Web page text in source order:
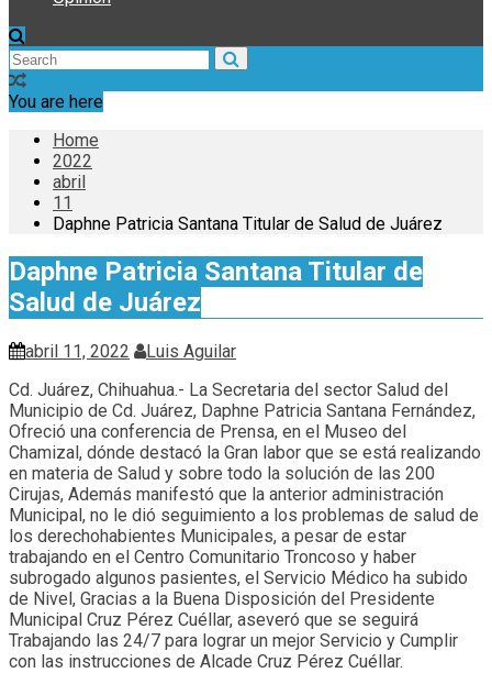
You are here
Home
2022
abril
11
Daphne Patricia Santana Titular de Salud de Juárez
Daphne Patricia Santana Titular de
Salud de Juárez
abril 11, 2022
Luis Aguilar
Cd. Juárez, Chihuahua.- La Secretaria del sector Salud del
Municipio de Cd. Juárez, Daphne Patricia Santana Fernández,
Ofreció una conferencia de Prensa, en el Museo del
Chamizal, dónde destacó la Gran labor que se está realizando
en materia de Salud y sobre todo la solución de las 200
Cirujas, Además manifestó que la anterior administración
Municipal, no le dió seguimiento a los problemas de salud de
los derechohabientes Municipales, a pesar de estar
trabajando en el Centro Comunitario Troncoso y haber
subrogado algunos pasientes, el Servicio Médico ha subido
de Nivel, Gracias a la Buena Disposición del Presidente
Municipal Cruz Pérez Cuéllar, aseveró que se seguirá
Trabajando las 24/7 para lograr un mejor Servicio y Cumplir
con las instrucciones de Alcade Cruz Pérez Cuéllar.